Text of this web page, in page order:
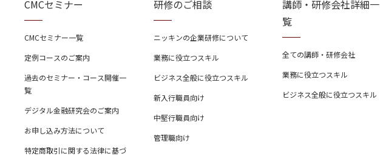
CMCセミナー
CMCセミナー一覧
定例コースのご案内
過去のセミナー・コース開催一
覧
デジタル金融研究会のご案内
お申し込み方法について
特定商取引に関する法律に基づ
研修のご相談
ニッキンの企業研修について
業務に役立つスキル
ビジネス全般に役立つスキル
新入行職員向け
中堅行職員向け
管理職向け
講師・研修会社詳細一
覧
全ての講師・研修会社
業務に役立つスキル
ビジネス全般に役立つスキル